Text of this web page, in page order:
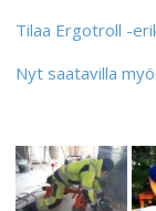
Tilaa Ergotroll -
Nyt saatavilla